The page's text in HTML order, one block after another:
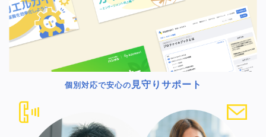
個別対応で安心の 見守りサポート